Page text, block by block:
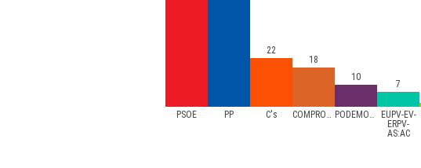
PSOE PP C's COMPROMÍS PODEMOS/PODEM
EUPV-EV-
ERPV-
AS:AC
22
18
10
7